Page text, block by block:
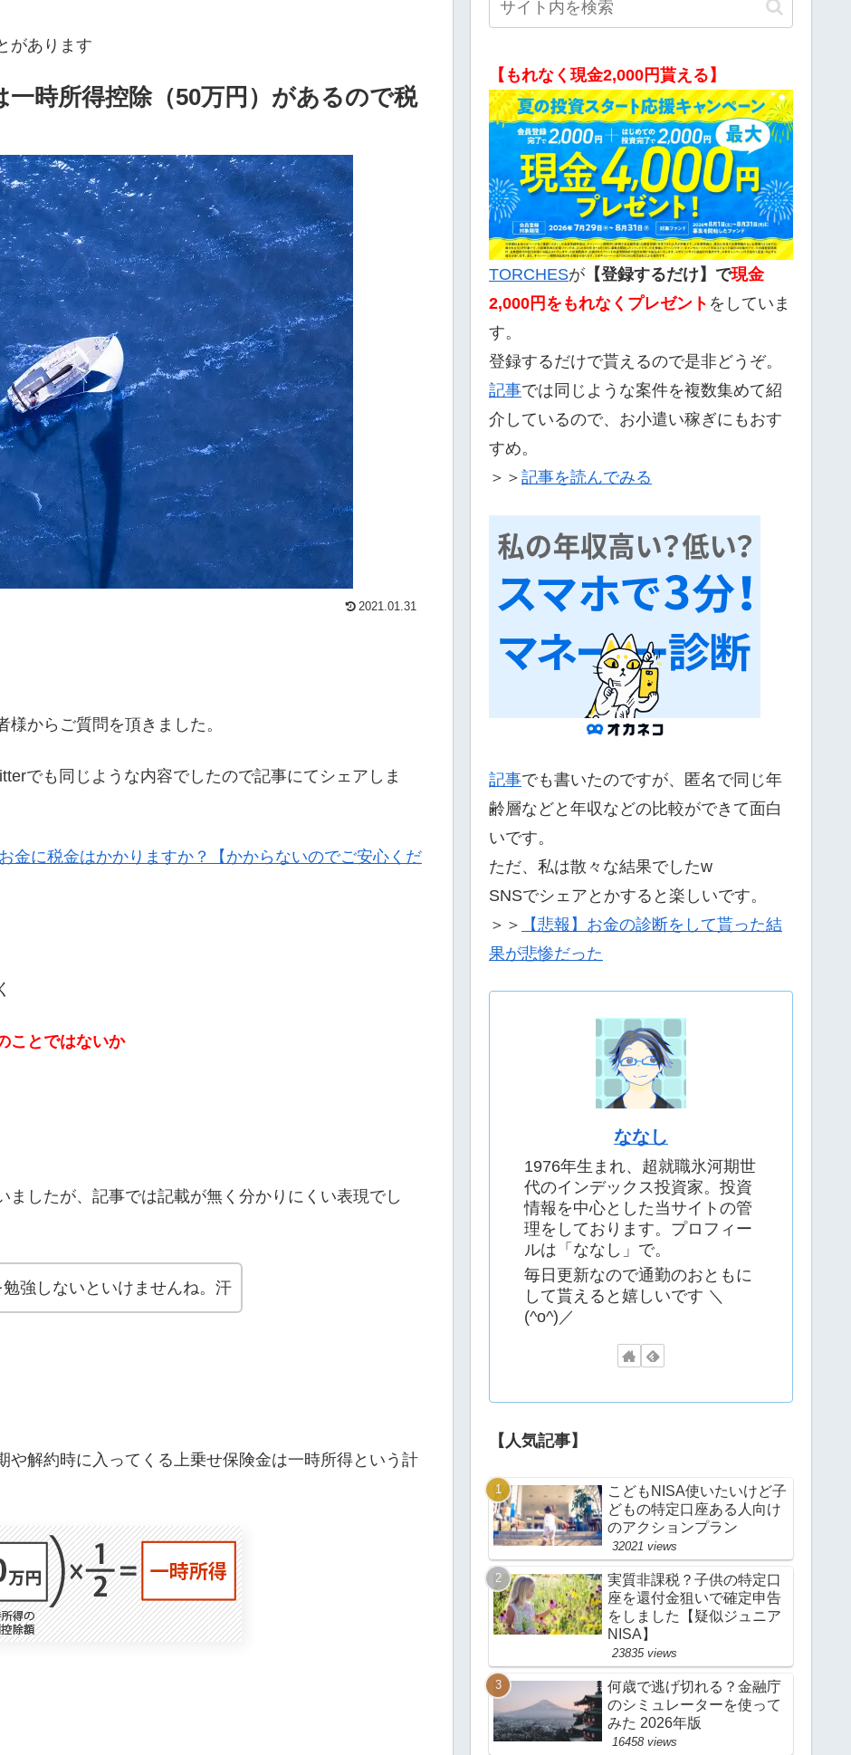
があります
一時所得控除（50万円）があるので税
2021.01.31
からご質問を頂きました。
でも同じような内容でしたので記事にてシェアしま
金に税金はかかりますか？【かからないのでご安心くだ
ことではないか
ましたが、記事では記載が無く分かりにくい表現でし
強しないといけませんね。汗
や解約時に入ってくる上乗せ保険金は一時所得という計
【もれなく現金2,000円貰える】
TORCHESが 【登録するだけ】で現金
2,000 円をもれなくプレゼント をしていま
す。
登録するだけで貰えるので是非どうぞ。
記事では同じような案件を複数集めて紹
介しているので、お小遣い稼ぎにもおす
すめ。
＞＞ 記事を読んでみる
記事でも書いたのですが、匿名で同じ年
齢層などと年収などの比較ができて面白
いです。
ただ、私は散々な結果でしたw
SNSでシェアとかすると楽しいです。
＞＞
【悲報】お金の診断をして貰った結
果が悲惨だった
ななし
1976年生まれ、超就職氷河期世
代のインデックス投資家。投資
情報を中心とした当サイトの管
理をしております。プロフィー
ルは「ななし」で。
毎日更新なので通勤のおともに
して貰えると嬉しいです ＼
(^o^)／
【人気記事】
こどもNISA使いたいけど子
どもの特定口座ある人向け
のアクションプラン
32021 views
実質非課税？子供の特定口
座を還付金狙いで確定申告
をしました【疑似ジュニア
NISA】
23835 views
何歳で逃げ切れる？金融庁
のシミュレーターを使って
みた 2026年版
16458 views